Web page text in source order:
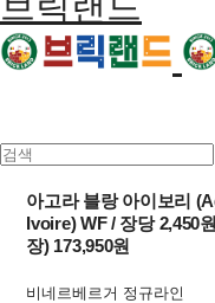
아고라 블랑 아이보리
Ivoire) WF / 장당 2,450
장) 173,950원
비네르베르거 정규라인